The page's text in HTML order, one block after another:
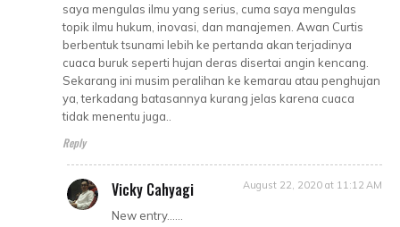
saya mengulas ilmu yang serius, cuma saya mengulas
topik ilmu hukum, inovasi, dan manajemen. Awan Curtis
berbentuk tsunami lebih ke pertanda akan terjadinya
cuaca buruk seperti hujan deras disertai angin kencang.
Sekarang ini musim peralihan ke kemarau atau penghujan
ya, terkadang batasannya kurang jelas karena cuaca
tidak menentu juga..
Reply
Vicky Cahyagi August 22, 2020 at 11:12 AM
New entry......